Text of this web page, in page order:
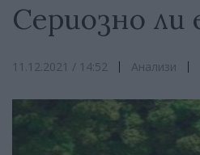
Сериозно ли
11.12.2021 / 14:52 Анализи